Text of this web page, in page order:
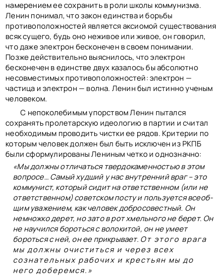
намерением ее сохранить в роли школы коммунизма.
Ленин понимал, что закон единства и борьбы
противоположностей является аксиомой существования
всяк сущего, будь оно неживое или живое, он говорил,
что даже электрон бесконечен в своем понимании.
Позже действительно выяснилось, что электрон
бесконечен в единстве двух казалось бы абсолютно
несовместимых противоположностей: электрон —
частица и электрон — волна. Ленин был истинно ученым
человеком.
С непоколебимым упорством Ленин пытался
сохранять пролетарскую идеологию в партии и считал
необходимым проводить чистки ее рядов. Критерии по
которым человек должен был быть исключен из РКПБ
были сформулированы Лениным четко и однозначно:
«Мы должны отличаться твердокаменностью в этом
вопросе… Самый худший у нас внутренний враг – это
коммунист, который сидит на ответст­венном (или не
ответственном) советском посту и пользуется всеоб­
щим уважением, как человек добросовестный. Он
немножко дерет, но зато в рот хмельного не берет. Он
не научился бороться с волокитой, он не умеет
бороться с ней, он ее прикрывает. От этого врага
мы должны очиститься и через всех
сознательных рабочих и крестьян мы до
него доберемся.»